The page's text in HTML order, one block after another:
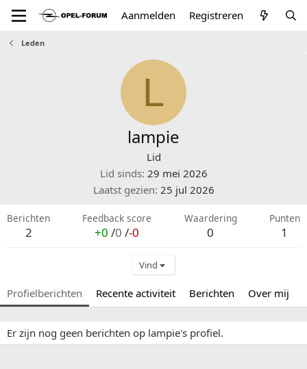
Aanmelden Registreren
Leden
L
lampie
Lid
Lid sinds 29 mei 2026
Laatst gezien 25 jul 2026
Berichten
2
Feedback score
+0 /0 /-0
Waardering
0
Punten
1
Vind
Profielberichten Recente activiteit Berichten Over mij
Er zijn nog geen berichten op lampie's profiel.